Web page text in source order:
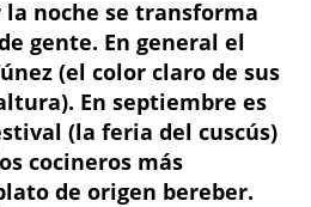
noche se transforma
gente. En general el
(el color claro de sus
En septiembre es
(la feria del cuscús)
cocineros más
de origen bereber.